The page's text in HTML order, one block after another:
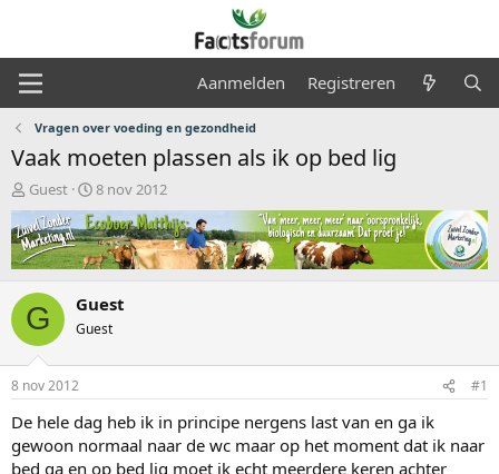
Aanmelden Registreren
Vragen over voeding en gezondheid
Vaak moeten plassen als ik op bed lig
O
n
d
e
r
w
e
r
p
s
t
r
t
e
Guest
S
t
a
r
t
a
t
m
8 nov 2012
G Guest
Guest
8 nov 2012 #1
De hele dag heb ik in principe nergens last van en ga ik
gewoon normaal naar de wc maar op het moment dat ik naar
bed ga en op bed lig moet ik echt meerdere keren achter